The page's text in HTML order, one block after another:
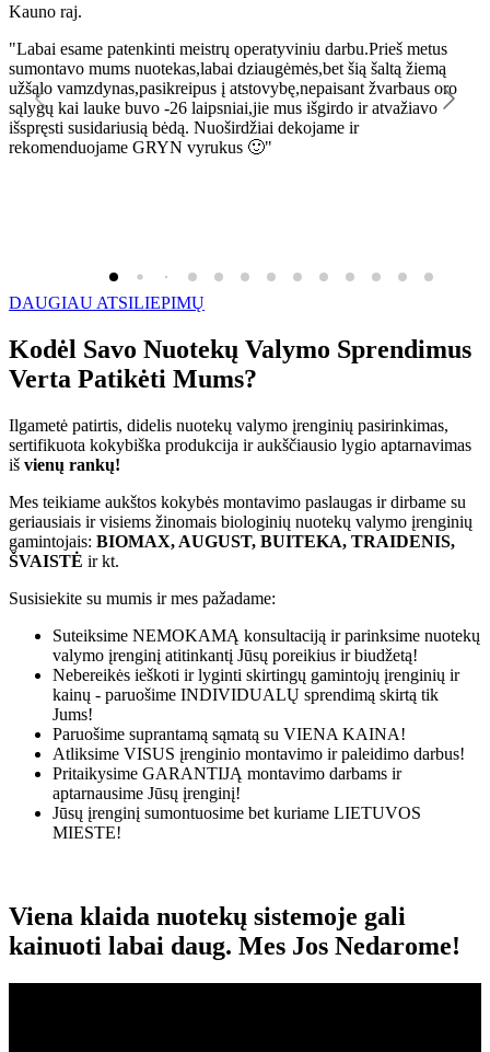
Kauno raj.
"Labai esame patenkinti meistrų operatyviniu darbu.Prieš metus
sumontavo mums nuotekas,labai dziaugėmės,bet šią šaltą žiemą
užšąlo vamzdynas,pasikreipus į atstovybę,nepaisant žvarbaus oro
sąlygų kai lauke buvo -26 laipsniai,jie mus išgirdo ir atvažiavo
išspręsti susidariusią bėdą. Nuoširdžiai dekojame ir
rekomenduojame GRYN vyrukus 🙂"
DAUGIAU ATSILIEPIMŲ
Kodėl Savo Nuotekų Valymo Sprendimus
Verta Patikėti Mums?
Ilgametė patirtis, didelis nuotekų valymo įrenginių pasirinkimas,
sertifikuota kokybiška produkcija ir aukščiausio lygio aptarnavimas
iš vienų rankų!
Mes teikiame aukštos kokybės montavimo paslaugas ir dirbame su
geriausiais ir visiems žinomais biologinių nuotekų valymo įrenginių
gamintojais: BIOMAX, AUGUST, BUITEKA, TRAIDENIS,
ŠVAISTĖ ir kt.
Susisiekite su mumis ir mes pažadame:
Suteiksime NEMOKAMĄ konsultaciją ir parinksime nuotekų
valymo įrenginį atitinkantį Jūsų poreikius ir biudžetą!
Nebereikės ieškoti ir lyginti skirtingų gamintojų įrenginių ir
kainų - paruošime INDIVIDUALŲ sprendimą skirtą tik
Jums!
Paruošime suprantamą sąmatą su VIENA KAINA!
Atliksime VISUS įrenginio montavimo ir paleidimo darbus!
Pritaikysime GARANTIJĄ montavimo darbams ir
aptarnausime Jūsų įrenginį!
Jūsų įrenginį sumontuosime bet kuriame LIETUVOS
MIESTE!
Viena klaida nuotekų sistemoje gali
kainuoti labai daug. Mes Jos Nedarome!